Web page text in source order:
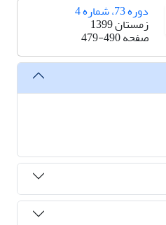
دوره 73، شماره 4
زمستان 1399
صفحه479-490